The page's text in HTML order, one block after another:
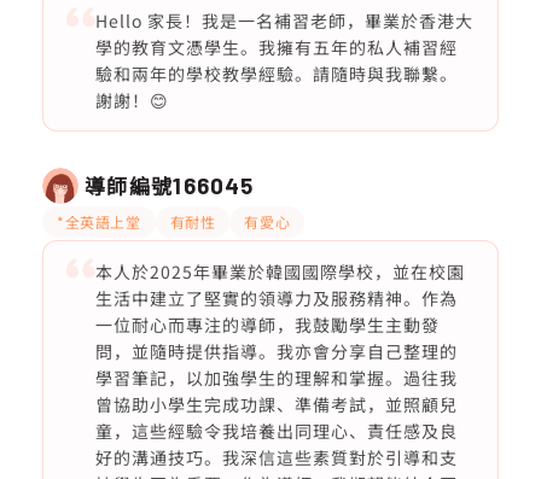
Hello 家長！我是一名補習老師，畢業於香港大
學的教育文憑學生。我擁有五年的私人補習經
驗和兩年的學校教學經驗。請隨時與我聯繫。
謝謝！😊
導師編號166045
*全英語上堂 有耐性 有愛心
本人於2025年畢業於韓國國際學校，並在校園
生活中建立了堅實的領導力及服務精神。作為
一位耐心而專注的導師，我鼓勵學生主動發
問，並隨時提供指導。我亦會分享自己整理的
學習筆記，以加強學生的理解和掌握。過往我
曾協助小學生完成功課、準備考試，並照顧兒
童，這些經驗令我培養出同理心、責任感及良
好的溝通技巧。我深信這些素質對於引導和支